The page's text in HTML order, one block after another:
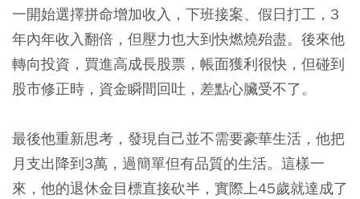
一開始選擇拼命增加收入，下班接案、假日打工，3
年內年收入翻倍，但壓力也大到快燃燒殆盡。後來他
轉向投資，買進高成長股票，帳面獲利很快，但碰到
股市修正時，資金瞬間回吐，差點心臟受不了。
最後他重新思考，發現自己並不需要豪華生活，他把
月支出降到3萬，過簡單但有品質的生活。這樣一
來，他的退休金目標直接砍半，實際上45歲就達成了